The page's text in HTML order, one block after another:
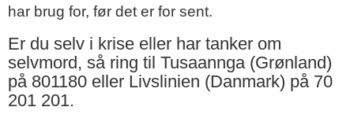
har brug for, før det er for sent.
Er du selv i krise eller har tanker om
selvmord, så ring til Tusaannga (Grønland)
på 801180 eller Livslinien (Danmark) på 70
201 201.